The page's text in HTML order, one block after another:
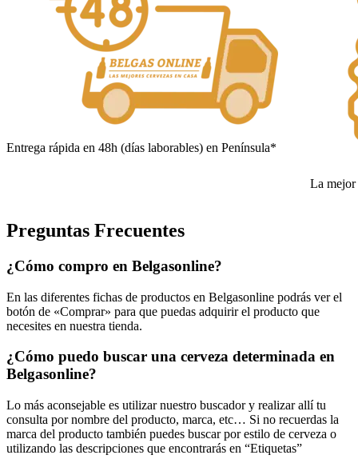
Entrega rápida en 48h (días laborables) en Península*
La mejor
Preguntas Frecuentes
¿Cómo compro en Belgasonline?
En las diferentes fichas de productos en Belgasonline podrás ver el
botón de «Comprar» para que puedas adquirir el producto que
necesites en nuestra tienda.
¿Cómo puedo buscar una cerveza determinada en
Belgasonline?
Lo más aconsejable es utilizar nuestro buscador y realizar allí tu
consulta por nombre del producto, marca, etc… Si no recuerdas la
marca del producto también puedes buscar por estilo de cerveza o
utilizando las descripciones que encontrarás en “Etiquetas”